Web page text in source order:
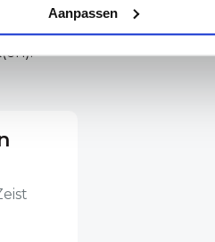
Aanpassen
Makkink?